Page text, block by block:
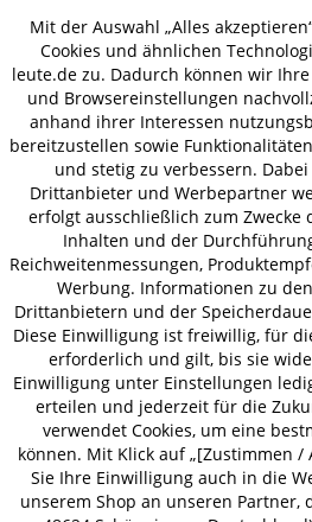
Mit der Auswahl „Alles
Cookies und ähnlichen
leute.de zu. Dadurch können wir
und Browsereinstellungen
anhand ihrer Interessen
bereitzustellen sowie
und stetig zu verbessern.
Drittanbieter und Werbepartner
erfolgt ausschließlich zum
Inhalten und der
Reichweitenmessungen,
Werbung. Informationen zu
Drittanbietern und der
Diese Einwilligung ist freiwillig, für
erforderlich und gilt, bis sie
Einwilligung unter Einstellungen
erteilen und jederzeit für die
verwendet Cookies, um eine
können. Mit Klick auf „[Zustimmen
Sie Ihre Einwilligung auch in die
unserem Shop an unseren Partner,